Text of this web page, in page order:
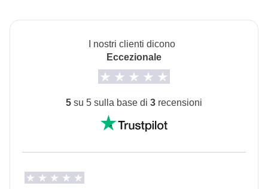
Per raggiungereMeribel Mottaret
il bus per Meribel Mottaret. Il costo è circa di €30-50 e
il tragitto dura circa 4 ore da Lione e 5 ore e mezza da
Vedi i dettagli
I nostri clienti dicono
Eccezionale
5 su 5 sulla base di 3 recensioni